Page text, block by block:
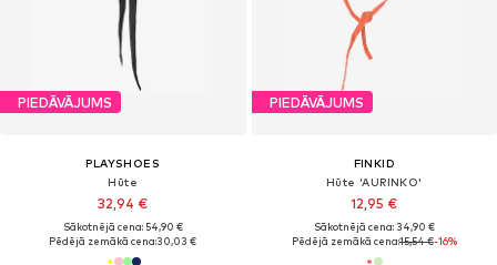
PIEDĀVĀJUMS
PLAYSHOES
Hūte
32,94 €
Sākotnējā cena: 54,90 €
Pēdējā zemākā cena:30,03 €
PIEDĀVĀJUMS
FINKID
Hūte 'AURINKO'
12,95 €
Sākotnējā cena: 34,90 €
Pēdējā zemākā cena:15,54 €-16%